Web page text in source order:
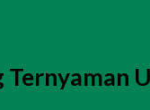
Ternyaman